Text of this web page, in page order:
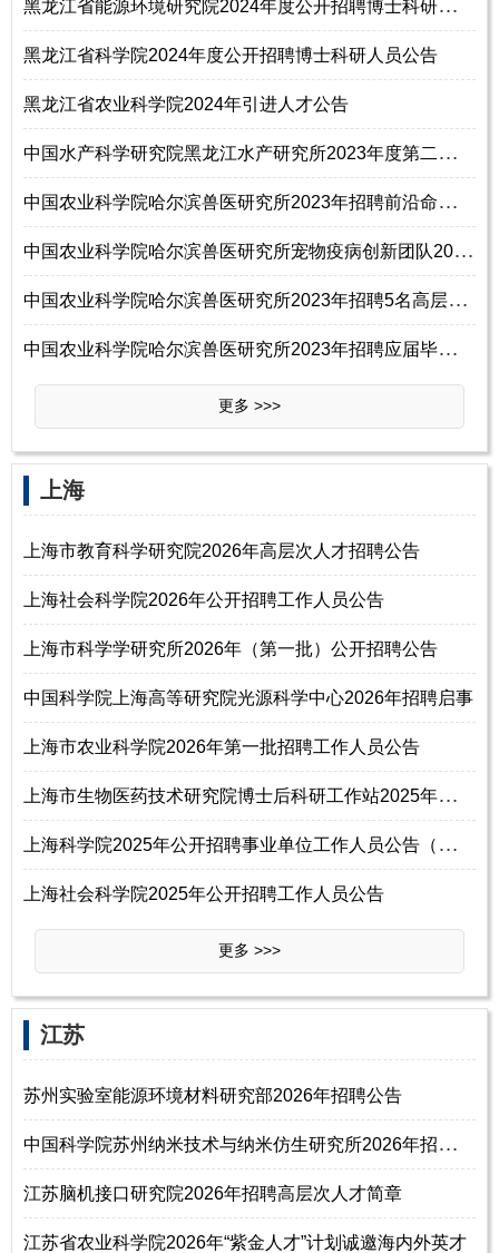
黑
龙江省能源环境研究院2024年度公开招聘博士科研人员公告
黑龙江省科学院2024年度公开招聘博士科研人员公告
黑龙江省农业科学院2024年引进人才公告
中
国水产科学研究院黑龙江水产研究所2023年度第二批招聘公告
中
国农业科学院哈尔滨兽医研究所2023年招聘前沿命题重点产品岗位工作人员通
中
国农业科学院哈尔滨兽医研究所宠物疫病创新团队2023年招聘2名科研辅助人员
中
国农业科学院哈尔滨兽医研究所2023年招聘5名高层次人才公告
中
国农业科学院哈尔滨兽医研究所2023年招聘应届毕业生公告
更多 >>>
上海
上海市教育科学研究院2026年高层次人才招聘公告
上海社会科学院2026年公开招聘工作人员公告
上海市科学学研究所2026年（第一批）公开招聘公告
中国科学院上海高等研究院光源科学中心2026年招聘启事
上海市农业科学院2026年第一批招聘工作人员公告
上
海市生物医药技术研究院博士后科研工作站2025年招收博士后研究人员简章
上
海科学院2025年公开招聘事业单位工作人员公告（第四批）
上海社会科学院2025年公开招聘工作人员公告
更多 >>>
江苏
苏州实验室能源环境材料研究部2026年招聘公告
中
国科学院苏州纳米技术与纳米仿生研究所2026年招聘高层次人才启事
江苏脑机接口研究院2026年招聘高层次人才简章
江苏省农业科学院2026年“紫金人才”计划诚邀海内外英才